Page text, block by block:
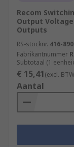
Recom
Output Voltage
Outputs
RS-stocknr. 416-890
Fabrikantnummer
Subtotaal (1
€ 15,41(excl.
Aantal